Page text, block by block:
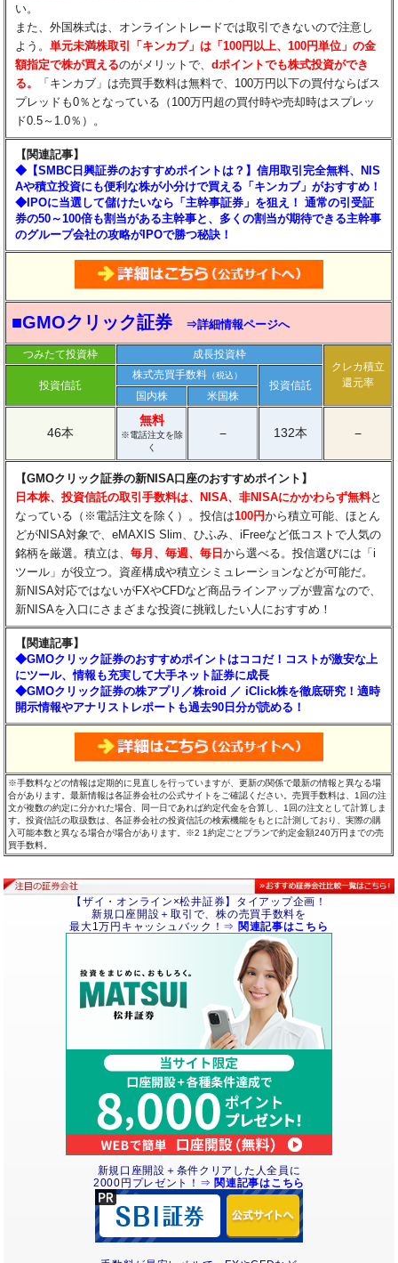
い。
また、外国株式は、オンライントレードでは取引できないので注意し
よう。単元未満株取引「キンカブ」は「100円以上、100円単位」の金
額指定で株が買えるのがメリットで、dポイントでも株式投資ができ
る。
「キンカブ」は売買手数料は無料で、100万円以下の買付ならばス
プレッドも0％となっている（100万円超の買付時や売却時はスプレッ
ド0.5～1.0％）。
【関連記事】
◆【SMBC日興証券のおすすめポイントは？】信用取引完全無料、NIS
Aや積立投資にも便利な株が小分けで買える「キンカブ」がおすすめ！
◆IPOに当選して儲けたいなら「主幹事証券」を狙え！ 通常の引受証
券の50～100倍も割当がある主幹事と、多くの割当が期待できる主幹事
のグループ会社の攻略がIPOで勝つ秘訣！
■GMOクリック証券 ⇒詳細情報ページへ
つみたて投資枠
成長投資枠
クレカ積立
還元率
投資信託
株式売買手数料（税込）
投資信託
国内株
米国株
46本
無料
※電話注文を除
く
− 132本 −
【GMOクリック証券の新NISA口座のおすすめポイント】
日本株、投資信託の取引手数料は、NISA、非NISAにかかわらず無料と
なっている（※電話注文を除く）。投信は100円から積立可能、ほとん
どがNISA対象で、eMAXIS Slim、ひふみ、iFreeなど低コストで人気の
銘柄を厳選。積立は、毎月、毎週、毎日から選べる。投信選びには「i
ツール」が役立つ。資産構成や積立シミュレーションなどが可能だ。
新NISA対応ではないがFXやCFDなど商品ラインアップが豊富なので、
新NISAを入口にさまざまな投資に挑戦したい人におすすめ！
【関連記事】
◆GMOクリック証券のおすすめポイントはココだ！コストが激安な上
にツール、情報も充実して大手ネット証券に成長
◆GMOクリック証券の株アプリ／株roid ／ iClick株を徹底研究！適時
開示情報やアナリストレポートも過去90日分が読める！
※手数料などの情報は定期的に見直しを行っていますが、更新の関係で最新の情報と異なる場
合があります。最新情報は各証券会社の公式サイトをご確認ください。売買手数料は、1回の注
文が複数の約定に分かれた場合、同一日であれば約定代金を合算し、1回の注文として計算しま
す。投資信託の取扱数は、各証券会社の投資信託の検索機能をもとに計測しており、実際の購
入可能本数と異なる場合が場合があります。※2 1約定ごとプランで約定金額240万円までの売
買手数料。
【ザイ・オンライン×松井証券】タイアップ企画！
新規口座開設＋取引で、株の売買手数料を
最大1万円キャッシュバック！⇒ 関連記事はこちら
新規口座開設＋条件クリアした人全員に
2000円 プレゼント ！⇒ 関連記事はこちら